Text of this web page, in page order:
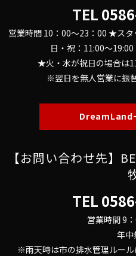
TEL
営業時間 10：00～23：00 ★スタ
日・祝：11:00～19:00
★火・水が祝日の場合は
※翌日を無人営業に振
DreamLand
【お問い合わせ先】
TEL
営業時間 9
年中
※雨天時は市の排水管理ルール